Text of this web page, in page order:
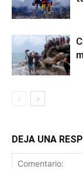
DEJA UNA